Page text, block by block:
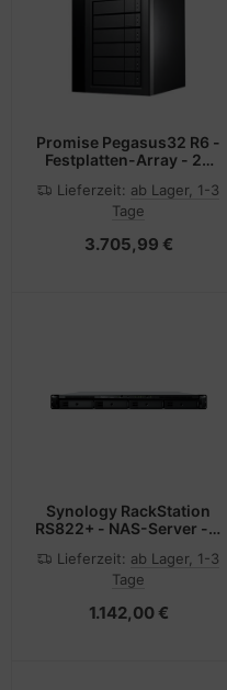
Promise Pegasus32 R6 -
Festplatten-Array - 24
600)
Lieferzeit: ab Lager, 1-3
Tage
3.705,99 €
Synology RackStation
RS822+ - NAS-Server - 4
Lieferzeit: ab Lager, 1-3
Tage
1.142,00 €